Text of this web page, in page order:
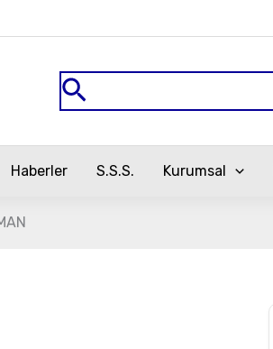
Arama
Haberler S.S.S. Kurumsal